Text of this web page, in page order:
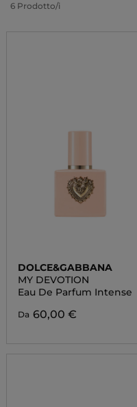
6 Prodotto/i
DOLCE&GABBANA
MY DEVOTION
Eau De Parfum Intense
Da 60,00 €